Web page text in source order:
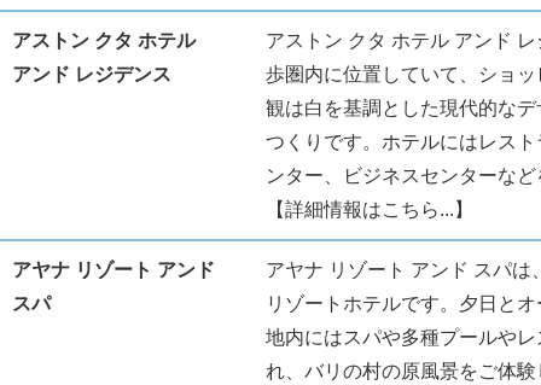
アストン クタ ホテル
アンド レジデンス
アストン クタ ホテル アンド
歩圏内に位置していて、ショ
観は白を基調とした現代的な
つくりです。ホテルにはレス
ンター、ビジネスセンターな
【詳細情報はこちら...】
アヤナ リゾート アンド
スパ
アヤナ リゾート アンド スパ
リゾートホテルです。夕日と
地内にはスパや多種プールや
れ、バリの村の原風景をご体